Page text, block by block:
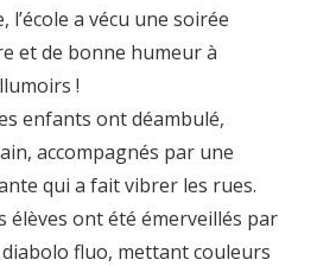
l’école a vécu une soirée
et de bonne humeur à
!
enfants ont déambulé,
accompagnés par une
qui a fait vibrer les rues.
élèves ont été émerveillés par
diabolo fluo, mettant couleurs